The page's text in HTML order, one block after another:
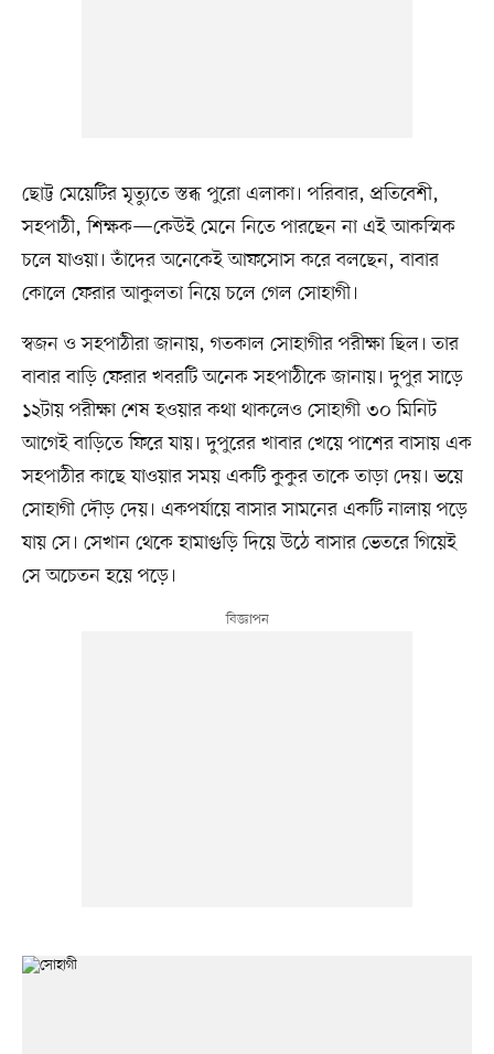
ছোট্ট মেয়েটির মৃত্যুতে স্তব্ধ পুরো এলাকা। পরিবার, প্রতিবেশী,
সহপাঠী, শিক্ষক—কেউই মেনে নিতে পারছেন না এই আকস্মিক
চলে যাওয়া। তাঁদের অনেকেই আফসোস করে বলছেন, বাবার
কোলে ফেরার আকুলতা নিয়ে চলে গেল সোহাগী।
স্বজন ও সহপাঠীরা জানায়, গতকাল সোহাগীর পরীক্ষা ছিল। তার
বাবার বাড়ি ফেরার খবরটি অনেক সহপাঠীকে জানায়। দুপুর সাড়ে
১২টায় পরীক্ষা শেষ হওয়ার কথা থাকলেও সোহাগী ৩০ মিনিট
আগেই বাড়িতে ফিরে যায়। দুপুরের খাবার খেয়ে পাশের বাসায় এক
সহপাঠীর কাছে যাওয়ার সময় একটি কুকুর তাকে তাড়া দেয়। ভয়ে
সোহাগী দৌড় দেয়। একপর্যায়ে বাসার সামনের একটি নালায় পড়ে
যায় সে। সেখান থেকে হামাগুড়ি দিয়ে উঠে বাসার ভেতরে গিয়েই
সে অচেতন হয়ে পড়ে।